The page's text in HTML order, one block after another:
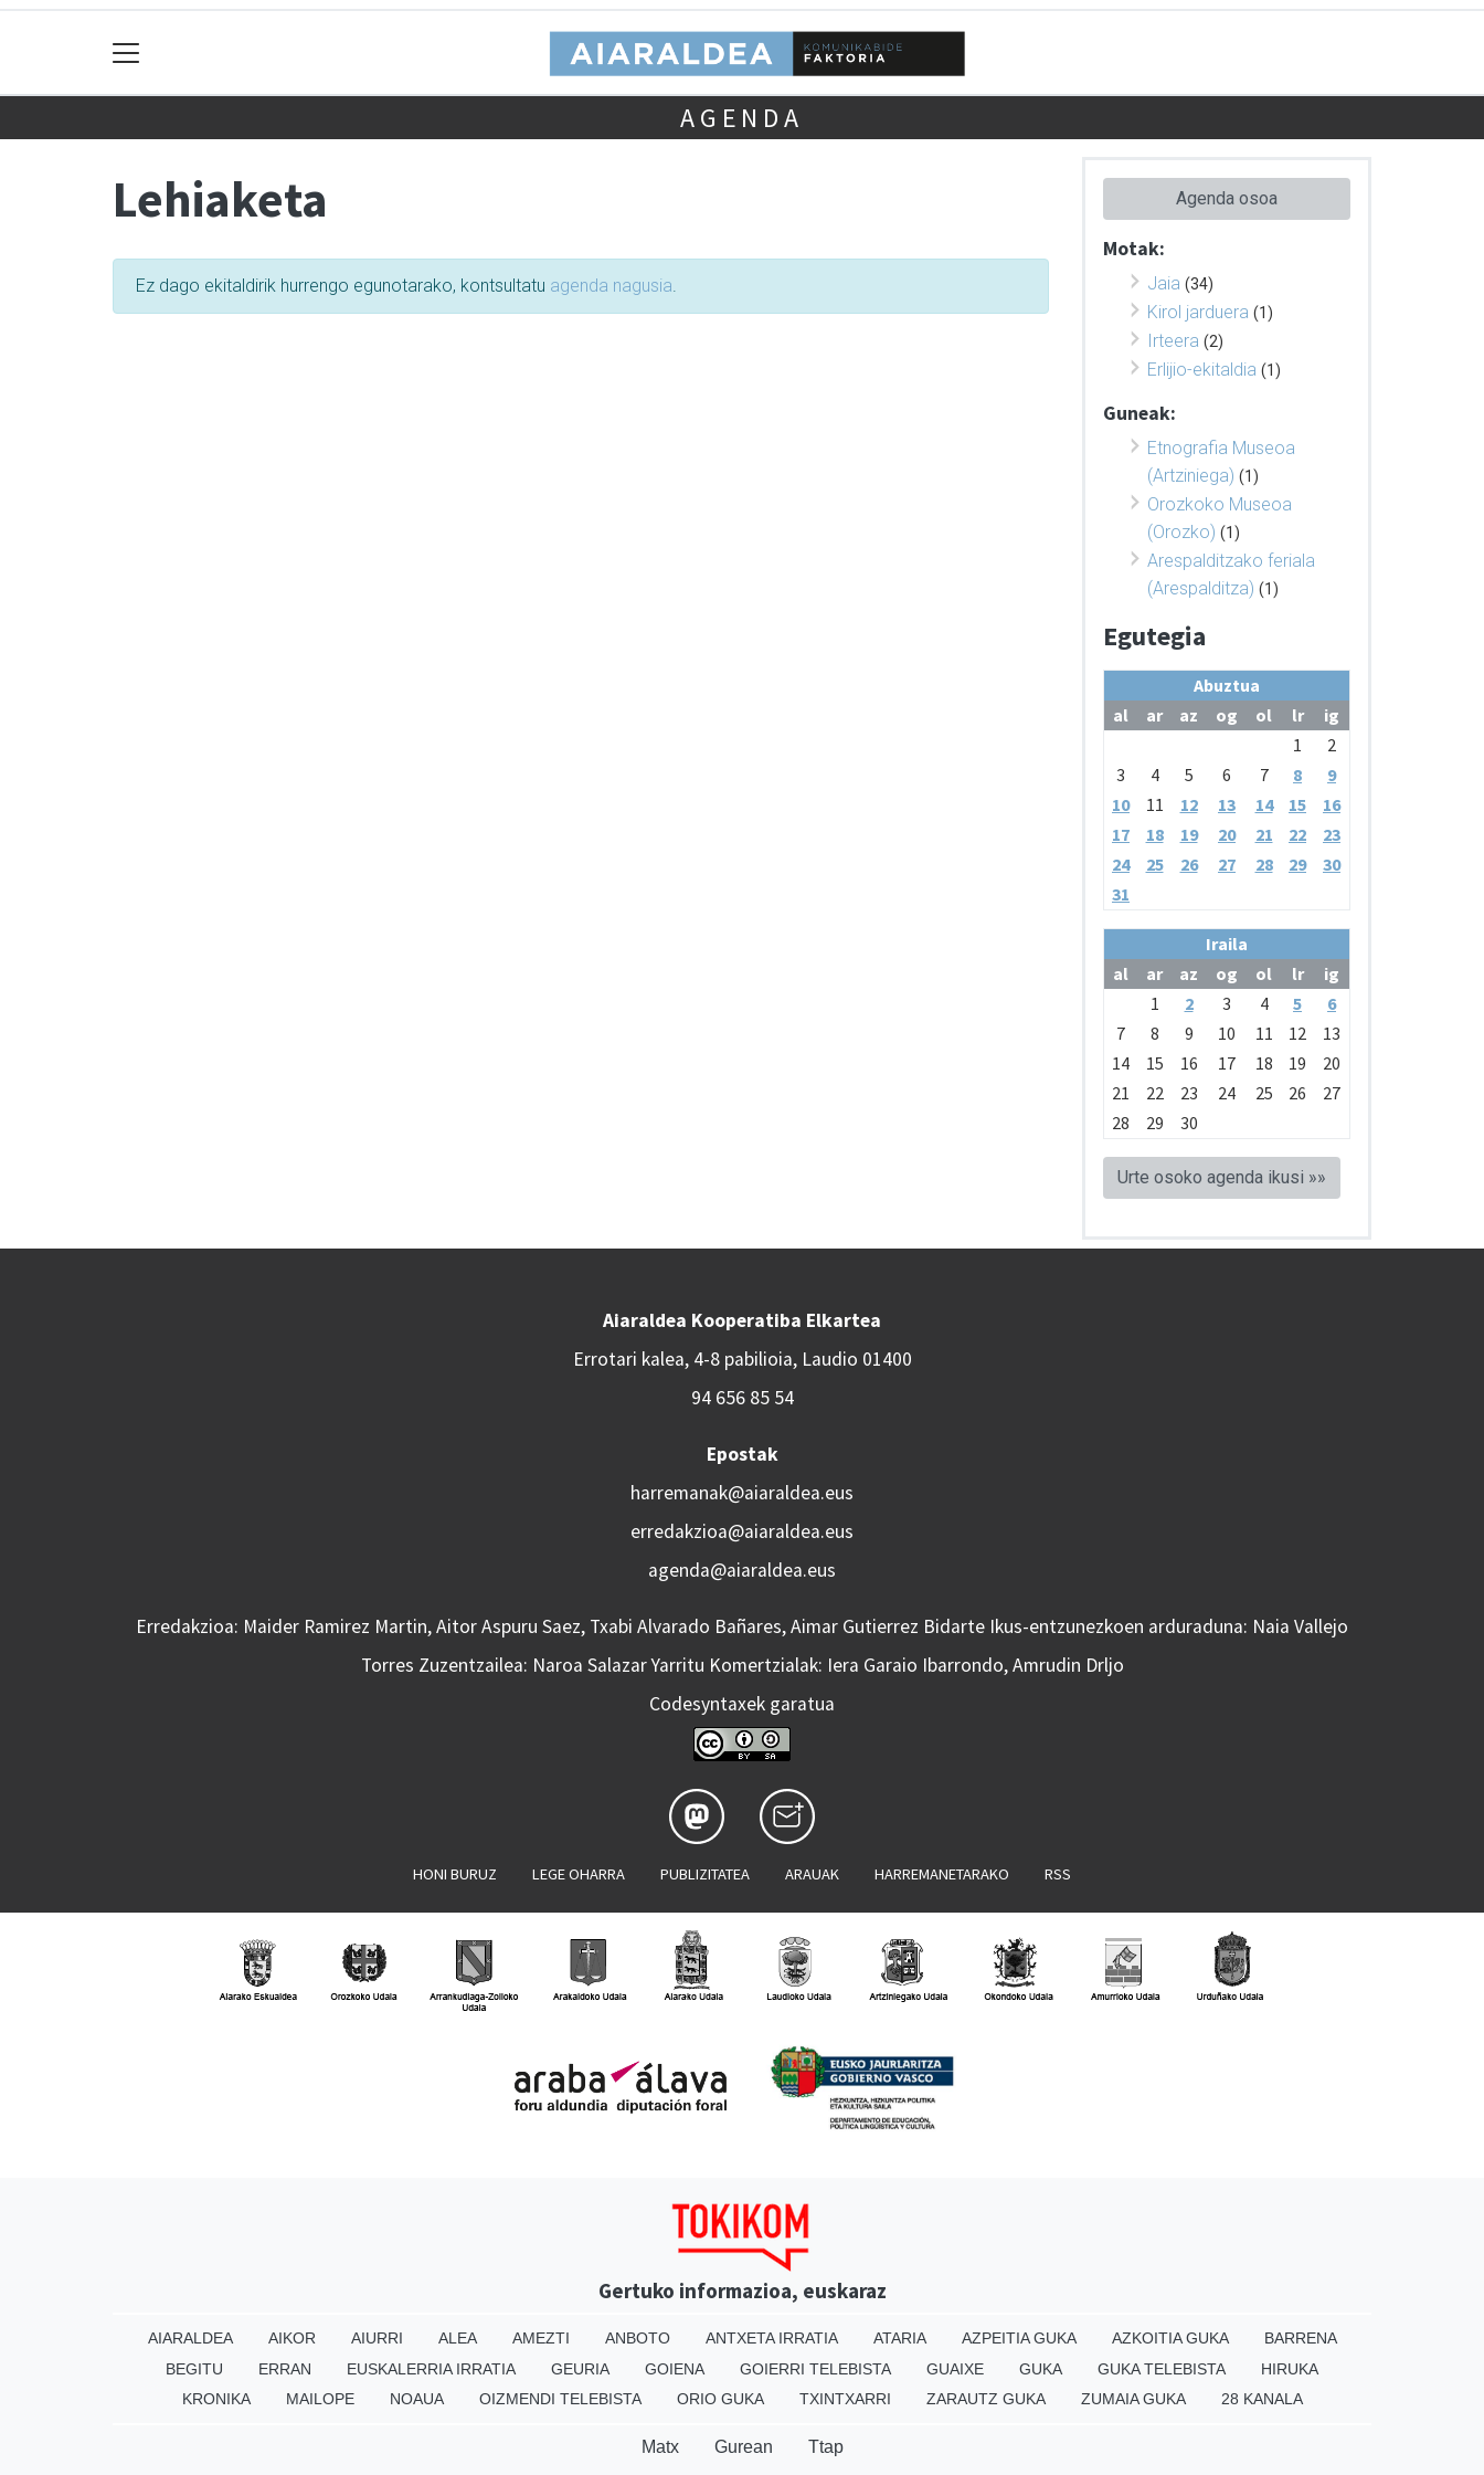
AGENDA
Lehiaketa
Ez dago ekitaldirik hurrengo egunotarako, kontsultatu agenda nagusia.
Agenda osoa
Motak:
Jaia (34)
Kirol jarduera (1)
Irteera (2)
Erlijio-ekitaldia (1)
Guneak:
Etnografia Museoa
(Artziniega) (1)
Orozkoko Museoa
(Orozko) (1)
Arespalditzako feriala
(Arespalditza) (1)
Egutegia
Abuztua
al
ar az og ol lr
ig
1
2
3
4 5 6 7 8
9
10
11 12 13 14 15
16
17
18 19 20 21 22
23
24
25 26 27 28 29
30
31
Iraila
al
ar az og ol lr
ig
1
2 3 4 5
6
7
8 9 10 11 12
13
14
15 16 17 18 19
20
21
22 23 24 25 26
27
28
29 30
Urte osoko agenda ikusi »»
Aiaraldea Kooperatiba Elkartea
Errotari kalea, 4-8 pabilioia, Laudio 01400
94 656 85 54
Epostak
harremanak@aiaraldea.eus
erredakzioa@aiaraldea.eus
agenda@aiaraldea.eus
Erredakzioa: Maider Ramirez Martin, Aitor Aspuru Saez, Txabi Alvarado Bañares, Aimar Gutierrez Bidarte Ikus-entzunezkoen arduraduna: Naia Vallejo
Torres Zuzentzailea: Naroa Salazar Yarritu Komertzialak: Iera Garaio Ibarrondo, Amrudin Drljo
Codesyntaxek garatua
HONI BURUZ LEGE OHARRA PUBLIZITATEA ARAUAK HARREMANETARAKO RSS
Gertuko informazioa, euskaraz
AIARALDEA AIKOR AIURRI ALEA AMEZTI ANBOTO ANTXETA IRRATIA ATARIA AZPEITIA GUKA AZKOITIA GUKA
BARRENA
BEGITU
ERRAN EUSKALERRIA IRRATIA GEURIA GOIENA GOIERRI TELEBISTA GUAIXE GUKA GUKA TELEBISTA
HIRUKA
KRONIKA
MAILOPE NOAUA OIZMENDI TELEBISTA ORIO GUKA TXINTXARRI ZARAUTZ GUKA ZUMAIA GUKA 28 KANALA
Matx Gurean Ttap